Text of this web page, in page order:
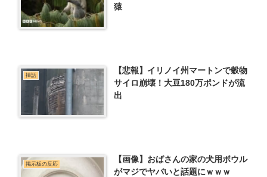
猿
挿話
【悲報】イリノイ州マートンで穀物
サイロ崩壊！大豆180万ポンドが流
出
掲示板の反応
【画像】おばさんの家の犬用ボウル
がマジでヤバいと話題にｗｗｗ